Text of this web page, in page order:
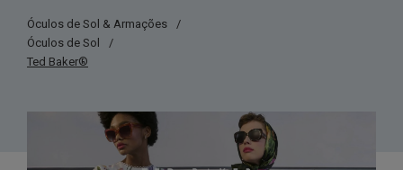
Óculos de Sol & Armações
/
Óculos de Sol
/
Ted Baker®